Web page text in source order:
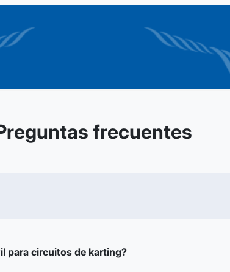
frecuentes
para circuitos de karting?